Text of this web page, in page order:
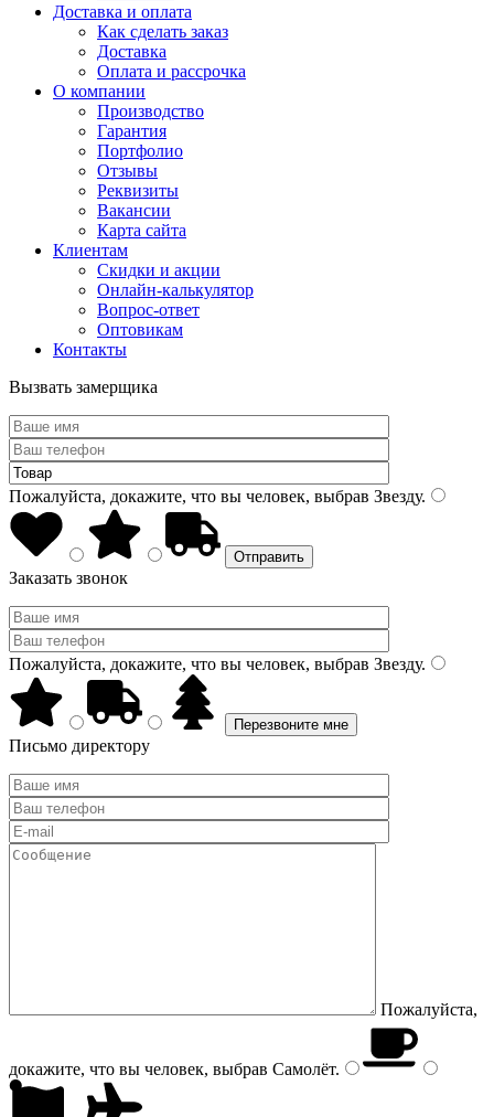
Доставка и оплата
Как сделать заказ
Доставка
Оплата и рассрочка
О компании
Производство
Гарантия
Портфолио
Отзывы
Реквизиты
Вакансии
Карта сайта
Клиентам
Скидки и акции
Онлайн-калькулятор
Вопрос-ответ
Оптовикам
Контакты
Вызвать замерщика
Пожалуйста, докажите, что вы человек, выбрав Звезду.
Заказать звонок
Пожалуйста, докажите, что вы человек, выбрав Звезду.
Письмо директору
Пожалуйста,
докажите, что вы человек, выбрав Самолёт.